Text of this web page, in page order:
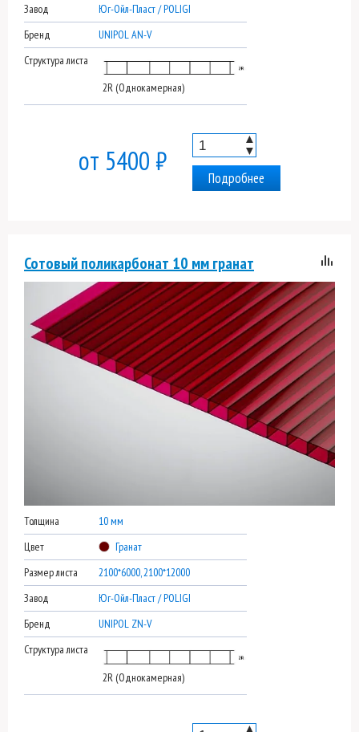
Завод
Юг-Ойл-Пласт / POLIGI
Бренд
UNIPOL AN-V
Структура листа
2R (Однокамерная)
от 5400 ₽
▲
▼
Подробнее
Сотовый поликарбонат 10 мм гранат
Толщина
10 мм
Цвет
Гранат
Размер листа
2100*6000, 2100*12000
Завод
Юг-Ойл-Пласт / POLIGI
Бренд
UNIPOL ZN-V
Структура листа
2R (Однокамерная)
▲